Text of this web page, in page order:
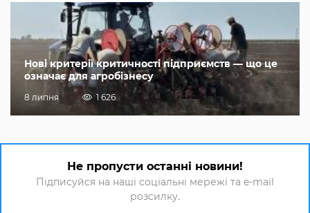
Нові критерії критичності підприємств — що це
означає для агробізнесу
8 липня 1 626
Не пропусти останні новини!
Підписуйся на наші соціальні мережі та e-mail
розсилку.